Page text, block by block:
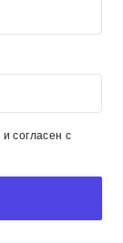
и согласен с